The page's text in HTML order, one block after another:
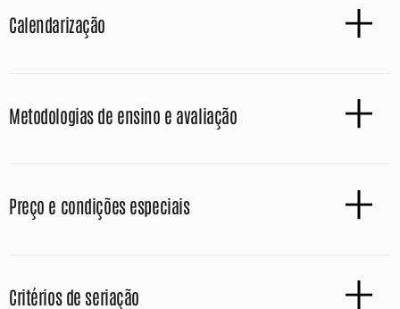
Calendarização
Metodologias de ensino e avaliação
Preço e condições especiais
Critérios de seriação